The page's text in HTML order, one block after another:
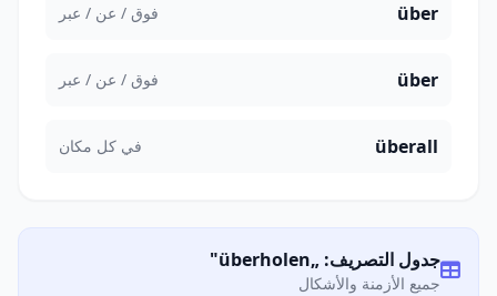
über فوق / عن / عبر
über فوق / عن / عبر
überall في كل مكان
جدول التصريف: „überholen"
جميع الأزمنة والأشكال